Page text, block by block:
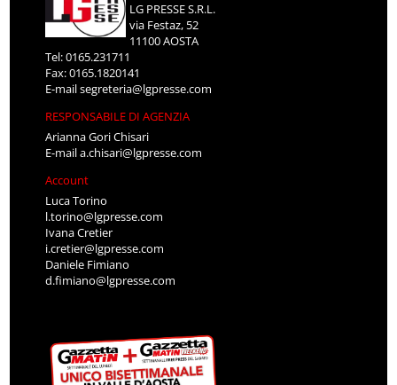
LG PRESSE S.R.L.
via Festaz, 52
11100 AOSTA
Tel: 0165.231711
Fax: 0165.1820141
E-mailsegreteria@lgpresse.com
RESPONSABILE DI AGENZIA
Arianna Gori Chisari
E-maila.chisari@lgpresse.com
Account
Luca Torino
l.torino@lgpresse.com
Ivana Cretier
i.cretier@lgpresse.com
Daniele Fimiano
d.fimiano@lgpresse.com